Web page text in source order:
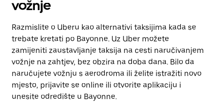
vožnje
Razmislite o Uberu kao alternativi taksijima kada se
trebate kretati po Bayonne. Uz Uber možete
zamijeniti zaustavljanje taksija na cesti naručivanjem
vožnje na zahtjev, bez obzira na doba dana. Bilo da
naručujete vožnju s aerodroma ili želite istražiti novo
mjesto, prijavite se online ili otvorite aplikaciju i
unesite odredište u Bayonne.